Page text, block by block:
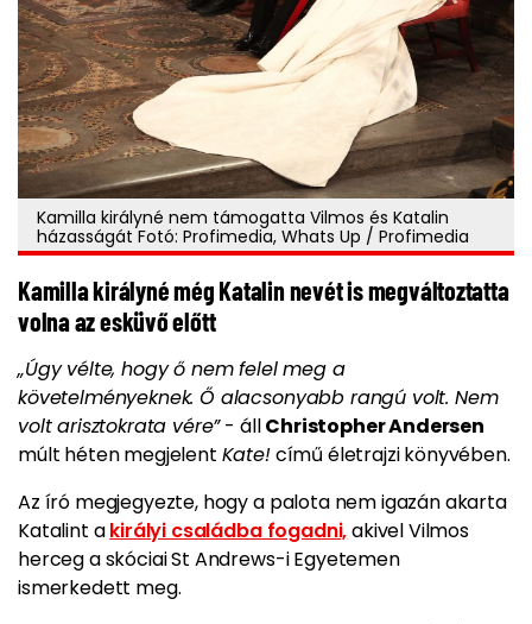
Kamilla királyné nem támogatta Vilmos és Katalin
házasságát Fotó: Profimedia, Whats Up / Profimedia
Kamilla királyné még Katalin nevét is megváltoztatta
volna az esküvő előtt
„Úgy vélte, hogy ő nem felel meg a
követelményeknek. Ő alacsonyabb rangú volt. Nem
volt arisztokrata vére”- állChristopher Andersen
múlt héten megjelent Kate!című életrajzi könyvében.
Az író megjegyezte, hogy a palota nem igazán akarta
Katalint akirályi családba fogadni,akivel Vilmos
herceg a skóciai St Andrews-i Egyetemen
ismerkedett meg.